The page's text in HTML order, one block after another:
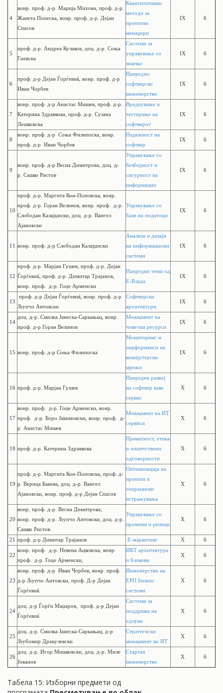
4
вонр. проф. д-р. Марија Михова, проф. д-р.
Жанета Попеска, вонр. проф. д-р. Дејан
Спасов
Квантитативни
методи за
проектни
менаџери
IX 6
5
проф. д-р. Андреа Кулаков, доц. д-р. Соња
Гиевска
Системи за
управување со
знаење
IX 6
6
проф. д-р Дејан Ѓорѓевиќ, вонр. проф. д-р
Иван Чорбев
Напредно
софтверско
инженерство
IX 6
7
вонр. проф. д-р Анастас Мишев, проф. д-р.
Катерина Здравкова, проф. д-р. Сузана
Лошковска
Вреднување и
тестирање на
софтверот
IX 6
8
вонр. проф. д-р Соња Филипоска, вонр.
проф. д-р Иван Чорбев
Надежност на
софтвер
IX 6
9
вонр. проф. д-р Весна Димитрова, доц. д-
р. Сашко Ристов
Управување со
безбедност и
сигурност на
информации
IX 6
10
проф. д-р. Маргита Кон-Поповска, вонр.
проф. д-р. Горан Велинов, вонр. проф. д-р.
Слободан Калајџиски, доц. д-р. Вангел
Ајановски
Управување со
бази на податоци
IX 6
11 вонр. проф. д-р Слободан Калајџиски
Анализа и дизајн
на информациони
системи
IX 6
12
проф. д-р. Марјан Гушев, проф. д-р.
Дејан
Ѓорѓевиќ, проф. д-р.
Димитар Трајанов,
вонр. проф. д-р. Гоце Арменски
Напредни теми од
Е-Влада
IX 6
13
проф. д-р Дејан Ѓорѓевиќ, вонр. проф. д-р
Љупчо Антовски
Софтверски
архитектури
IX 6
14
доц. д-р. Смилка Јанеска-Саркањац, вонр.
проф. д-р Горан Велинов
Менаџмент на
човечки ресурси
IX 6
15 вонр. проф. д-р Соња Филипоска
Мониторинг и
перформанси на
компјутерски
мрежи
IX 6
16 проф. д-р. Марјан Гушев
Напреден развој
на софтвер како
сервис
X 6
17
вонр. проф. д-р. Гоце Арменски, вонр.
проф. д-р. Боро Јакимовски, вонр. проф. д-
р. Анастас Мишев
Менаџмент на ИТ
сервиси
X 6
18 проф. д-р. Катерина Здравкова
Приватност, етика
и општествени
одговорности
X 6
19
проф. д-р. Маргита Кон-Поповска, проф. д-
р.
Верица Бакева, доц. д-р. Вангел
Ајановски, вонр. проф. д-р Дејан Спасов
Оптимизација на
проекти и
операциски
истражувања
X 6
20
вонр. проф. д-р. Весна Димитрова,
вонр. проф. д-р. Љупчо Антовски, доц. д-р.
Сашко Ристов
Управување со
промени и ризици
X 6
21 проф. д-р Димитар Трајанов Е-маркетинг X 6
22
вонр. проф. д-р. Невена Ацковска, вонр.
проф. д-р. Гоце Арменски,
ИКТ архитектура
и блокови
X 6
23
вонр. проф. д-р Иван Чорбев, вонр. проф.
д-р Љупчо Антовски, проф. Д-р Дејан
Ѓорѓевиќ
Инженерство на
ЕРП бизнис
системи
X 6
24
доц. д-р Ѓорѓи Маџаров, проф. д-р Дејан
Ѓорѓевиќ
Системи за
поддршка на
одлуки
X 6
25
доц. д-р . Смилка Јанеска-Саркањац, д-р
Љубомир Дракулевски
Стратегиски
менаџмент во ИТ
X 6
26
доц. д-р. Игор Мишковски, доц. д-р. Миле
Јованов
Стартап
инженерство
X 6
Табела 15: Изборни предмети од